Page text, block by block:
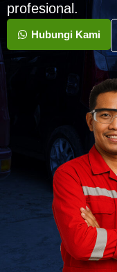
profesional.
Hubungi Kami